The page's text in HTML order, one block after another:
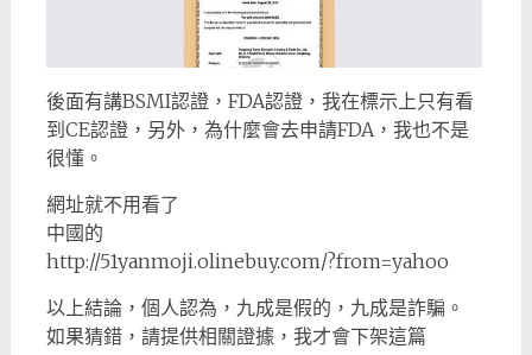
後面有講BSMI認證，FDA認證，我在標示上只有看
到CE認證，另外，為什麼會去申請FDA，我也不是
很懂。
網址就不用看了
中國的
http://51yanmoji.olinebuy.com/?from=yahoo
以上結論，個人認為，九成是假的，九成是詐騙。
如果猜錯，請提供相關證據，我才會下架這篇